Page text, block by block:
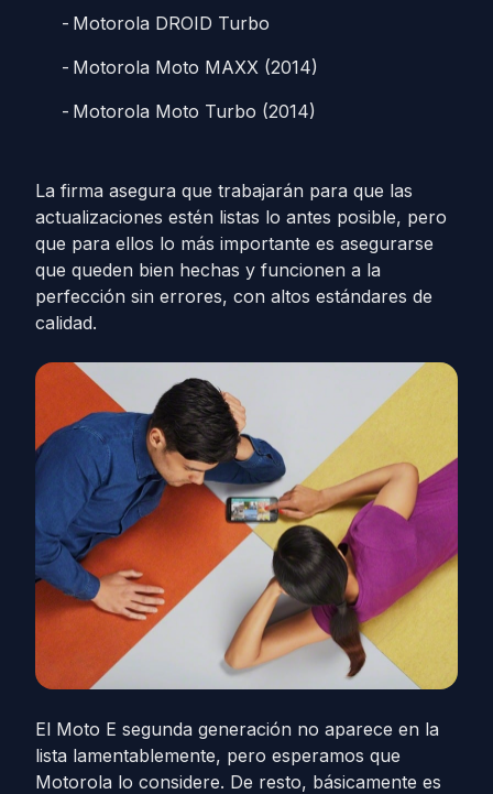
Motorola DROID Turbo
Motorola Moto MAXX (2014)
Motorola Moto Turbo (2014)
La firma asegura que trabajarán para que las
actualizaciones estén listas lo antes posible, pero
que para ellos lo más importante es asegurarse
que queden bien hechas y funcionen a la
perfección sin errores, con altos estándares de
calidad.
El Moto E segunda generación no aparece en la
lista lamentablemente, pero esperamos que
Motorola lo considere. De resto, básicamente es